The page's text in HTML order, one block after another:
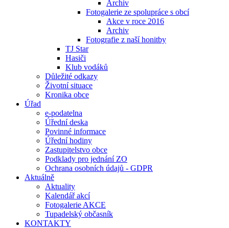
Archiv
Fotogalerie ze spolupráce s obcí
Akce v roce 2016
Archiv
Fotografie z naší honitby
TJ Star
Hasiči
Klub vodáků
Důležité odkazy
Životní situace
Kronika obce
Úřad
e-podatelna
Úřední deska
Povinné informace
Úřední hodiny
Zastupitelstvo obce
Podklady pro jednání ZO
Ochrana osobních údajů - GDPR
Aktuálně
Aktuality
Kalendář akcí
Fotogalerie AKCE
Tupadelský občasník
KONTAKTY